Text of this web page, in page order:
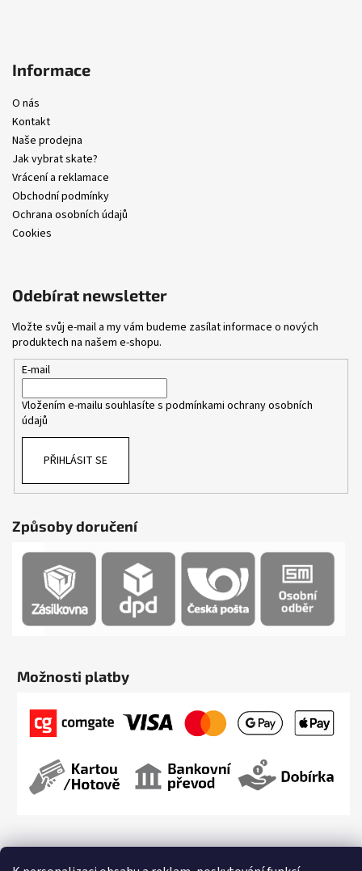
Informace
O nás
Kontakt
Naše prodejna
Jak vybrat skate?
Vrácení a reklamace
Obchodní podmínky
Ochrana osobních údajů
Cookies
Odebírat newsletter
Vložte svůj e-mail a my vám budeme zasílat informace o nových
produktech na našem e-shopu.
E-mail
Vložením e-mailu souhlasíte s podmínkami ochrany osobních
údajů
PŘIHLÁSIT SE
Způsoby doručení
Možnosti platby